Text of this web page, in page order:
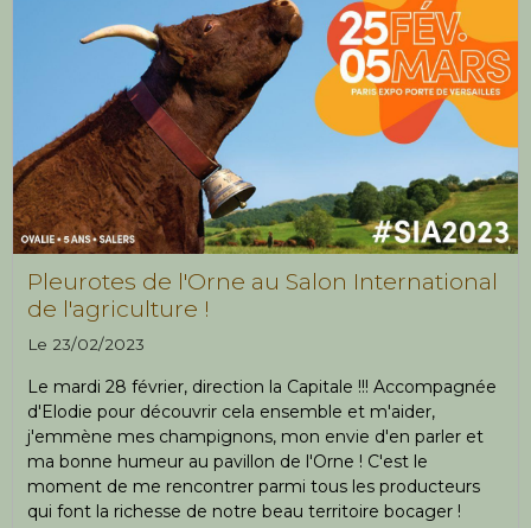
Pleurotes de l'Orne au Salon International
de l'agriculture !
Le 23/02/2023
Le mardi 28 février, direction la Capitale !!! Accompagnée
d'Elodie pour découvrir cela ensemble et m'aider,
j'emmène mes champignons, mon envie d'en parler et
ma bonne humeur au pavillon de l'Orne ! C'est le
moment de me rencontrer parmi tous les producteurs
qui font la richesse de notre beau territoire bocager !